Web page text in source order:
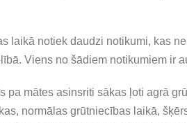
laikā notiek daudzi notikumi, kas
Viens no šādiem notikumiem ir
pa mātes asinsriti sākas ļoti agrā
normālas grūtniecības laikā,